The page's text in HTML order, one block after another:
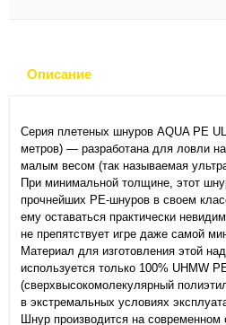
Описание
Серия плетеных шнуров AQUA PE
метров) — разработана для ловли
малым весом (так называемая
При минимальной толщине, этот
прочнейших PE-шнуров в своем
ему оставаться практически
не препятствует игре даже самой
Материал для изготовления этой
используется только 100% UHMW
(сверхвысокомолекулярный
в экстремальных условиях
Шнур производится на современном